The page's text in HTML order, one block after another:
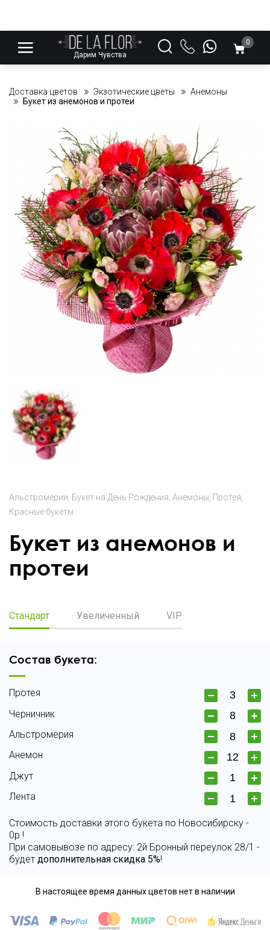
Дарим Чувства
0
Доставка цветов Экзотические цветы
Анемоны
Букет из анемонов и протеи
Альстромерии Букет на День Рождения Анемоны Протея
Красные букеты
Букет из анемонов и
протеи
Стандарт Увеличенный VIP
Состав букета:
Протея
Черничник
Альстромерия
Анемон
Джут
Лента
Стоимость доставки этого букета по Новосибирску -
0р.!
При самовывозе по адресу: 2й Бронный переулок 28/1 -
будет дополнительная скидка 5%!
В настоящее время данных цветов нет в наличии